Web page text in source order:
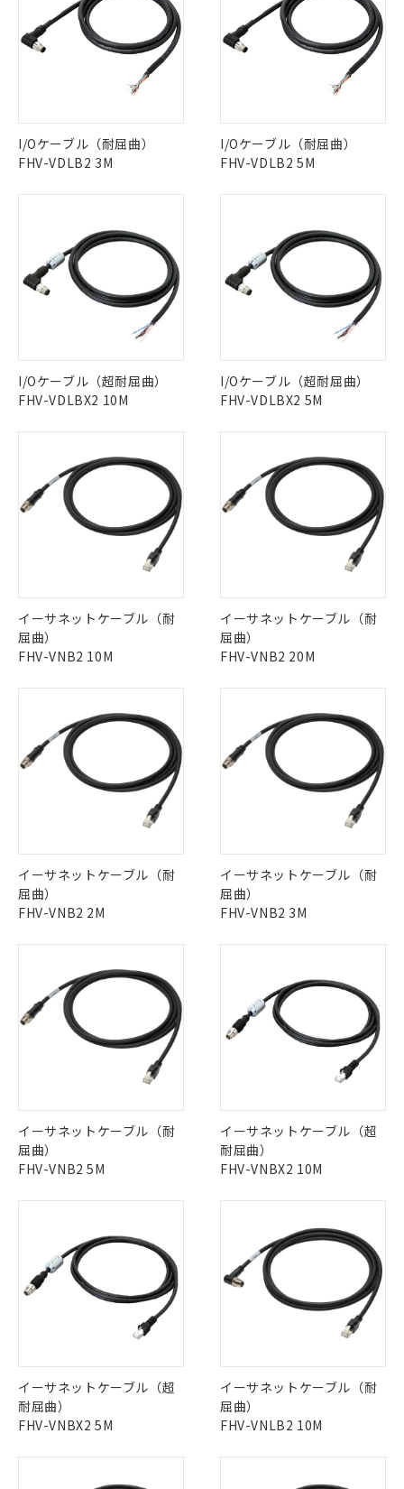
I/Oケーブル（耐屈曲）
FHV-VDLB2 3M
I/Oケーブル（耐屈曲）
FHV-VDLB2 5M
I/Oケーブル（超耐屈曲）
FHV-VDLBX2 10M
I/Oケーブル（超耐屈曲）
FHV-VDLBX2 5M
イーサネットケーブル（耐
屈曲）
FHV-VNB2 10M
イーサネットケーブル（耐
屈曲）
FHV-VNB2 20M
イーサネットケーブル（耐
屈曲）
FHV-VNB2 2M
イーサネットケーブル（耐
屈曲）
FHV-VNB2 3M
イーサネットケーブル（耐
屈曲）
FHV-VNB2 5M
イーサネットケーブル（超
耐屈曲）
FHV-VNBX2 10M
イーサネットケーブル（超
耐屈曲）
FHV-VNBX2 5M
イーサネットケーブル（耐
屈曲）
FHV-VNLB2 10M
(税抜)を提供させていただくもので
す。
当社制御機器事業取扱商品の中には、
本サービスの対象外となる商品もある
ことをご了承ください。
タに基づき作成されるものであり、閲
覧された時点での実際の在庫および標
様のお取引先、またはお客様担当のオ
ムロン制御機器販売店・当社販売員に
ご相談ください。
オムロン制御機器販売店や当社販売拠
販売ネットワーク
ください。
在庫状況および標準価格結果を当社の
事前の承諾なく第三者に漏洩または開
示しないようお願いします。
ビス）をご利用いただくには、I-Web
メンバーズにご登録されている必要が
あります。
お客様が当ウェブサイト上で当社にご
登録された部品リストについて、当社
および当社の共同利用者が、当社の製
品・サービスに関するお客様との取
引・商談に必要な範囲で利用すること
※当社の共同利用者とは、"個人情報
の共同利用に関して"
の「1.共同利
用者の範囲」に記載されている法人を
指します。
商品です。
非該当品：ライセンス料など無形物で、有
害物質有無と関係のない商品です。
仕入先様の事情により、非含有部品として
いたものが、含有品と判明した場合などや
むを得ず変更することがあります。
*EU RoHS指令（10物質）：
鉛(Pb) 1000ppm以下、 水銀(Hg) 1000ppm以下、 カド
ミウム(Cd) 100ppm以下、
類(PBB) 1000ppm以下、ポリ臭化ジフェニルエーテル類
ルベンジル（BBP） 1000ppm以下、フタル酸ジブチル
（DBP） 1000ppm以下、フタル酸ジイソブチル
(DIBP) 1000ppm以下
但し、RoHS指令で産業用監視および制御機器に対する
適用除外項目は除く。
フタル酸エステル類の４物質については閾値を超える意
図的な使用がないことを確認しています。
※2 対応予定月
部品在庫の切り替え状況などにより、予定
※3 非含有証明書ダウンロード
下記の非含有証明書をダウンロードするこ
とができます。
EU RoHS指令（10物質）の非含有証明書
51物質の非含有証明書（当社基準）
※本証明書は発行日時点で非含有を証明す
るもので、過去に遡って非含有を証明する
また、RoHS指令のフタル酸エステル類４
物質の対応では、対応完了までの期間は出
荷製品に未対応品が混在することから備考
欄に対応日を記載しておりました。
既に当社にて対応品への在庫切替を完了
していることから、特段のことがない限
り、2022年1月12日より割愛しておりま
「○」：最大均質材料含有率が中国RoHSの
基準値以下であることを示します。
「×」：最大均質材料含有率が中国RoHSの
基準値を超えていることを示します。
「－」：未確認です。当社販売部門へお問
い合わせください。
*中国RoHS10物質の基準値 (GB/T26572)：
Pb(鉛) :1000ppm、 Hg(水銀) : 1000ppm、 Cd(カドミウ
Cr(Ⅵ)(六価クロム) : 1000ppm、 PBBs(ポリ臭化ビフェ
DBP(フタル酸ジブチル) : 1000ppm、 DIBP(フタル酸ジ
イソブチル) : 1000ppm、 BBP(フタル酸ブチルベンジ
ル) : 1000ppm、
DEHP(フタル酸ビス(2-エチルヘキシル)) : 1000ppm
※2 環境保護使用期限
準値以下であることを示します。
「10」：通常の使用状況下において有害物
「－」：未確認です。当社販売部門へお問
い合わせください。
当社は、これら貴社製品のうち、外国
（以下｢規制貨物等」という）を輸出
または国外への提供する場合は、日本
国政府の輸出許可(または役務取引許
とります。
全に破砕するなど、違法に輸出されな
いよう必要な手段を講じます。
当社は貴社製品を、核兵器、ミサイ
ル、化学兵器、生物兵器またはその他
武器並びにこれらの製造装置等に一切
使用いたしません。
場合は、上記1、2および3の内容を当
該第三者に通知します。また当社は、
販売先および販売に係わる関係者が違
法に輸出するおそれがある場合は、取
合意する
記
号
説明
△ 一定数には満たないが在庫あり
－
在庫なし(最新の在庫状況につ
いては、お客様のお取引先、ま
たはお客様担当のオムロン制御
認ください)
白
情報を公開していない機種